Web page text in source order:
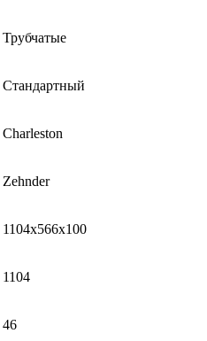
Трубчатые
Стандартный
Charleston
Zehnder
1104x566x100
1104
46